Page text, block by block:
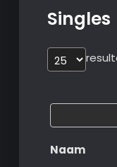
Singles
Naam